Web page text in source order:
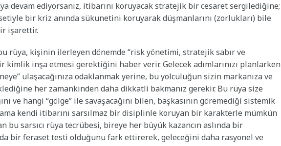
devam ediyorsanız, itibarını koruyacak stratejik bir cesaret sergilediğine;
bir kriz anında sükunetini koruyarak düşmanlarını (zorlukları) bile
işarettir.
rüya, kişinin ilerleyen dönemde “risk yönetimi, stratejik sabır ve
inşa etmesi gerektiğini haber verir. Gelecek adımlarınızı planlarken
ulaşacağınıza odaklanmak yerine, bu yolculuğun sizin markanıza ve
her zamankinden daha dikkatli bakmanız gerekir. Bu rüya size
ve hangi “gölge” ile savaşacağını bilen, başkasının göremediği sistemik
kendi itibarını sarsılmaz bir disiplinle koruyan bir karakterle mümkün
bu sarsıcı rüya tecrübesi, bireye her büyük kazancın aslında bir
bir feraset testi olduğunu fark ettirerek, geleceğini daha rasyonel ve